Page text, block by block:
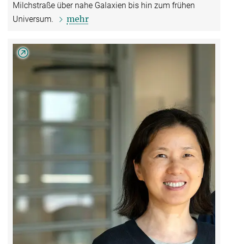
Milchstraße über nahe Galaxien bis hin zum frühen
Universum.
mehr